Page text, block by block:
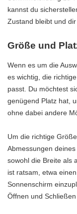
kannst du
Zustand bleibt und
Größe und
Wenn es um die
es wichtig, die
passt. Du möchtest
genügend Platz hat,
ohne dabei andere
Um die richtige
Abmessungen
sowohl die Breite als
ist ratsam, etwa
Sonnenschirm
Öffnen und Schließen